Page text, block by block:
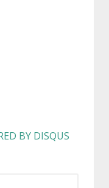
BY DISQUS